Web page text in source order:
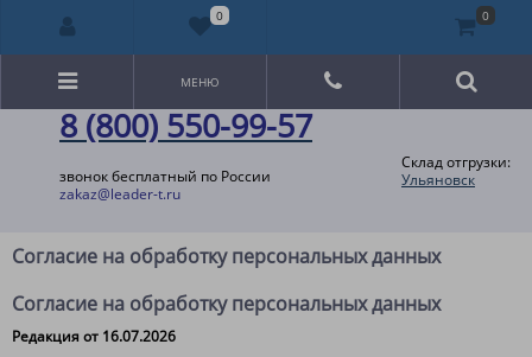
8 (800) 550-99-57
звонок бесплатный по России
zakaz@leader-t.ru
Склад отгрузки:
Ульяновск
МЕНЮ
Согласие на обработку персональных данных
Согласие на обработку персональных данных
Редакция от 16.07.2026
0 0